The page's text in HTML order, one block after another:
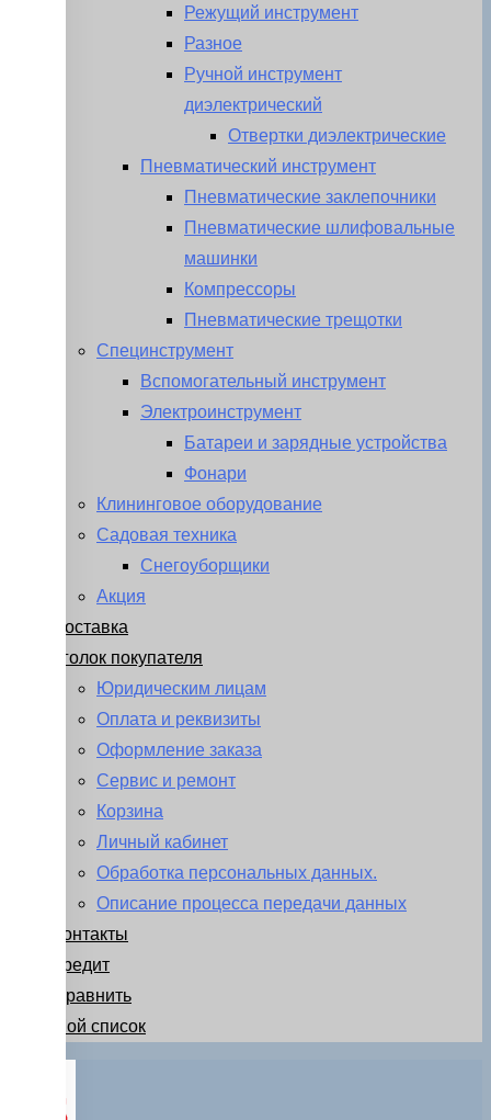
Режущий инструмент
Разное
Ручной инструмент
диэлектрический
Отвертки диэлектрические
Пневматический инструмент
Пневматические заклепочники
Пневматические шлифовальные
машинки
Компрессоры
Пневматические трещотки
Специнструмент
Вспомогательный инструмент
Электроинструмент
Батареи и зарядные устройства
Фонари
Клининговое оборудование
Садовая техника
Снегоуборщики
Акция
Доставка
Уголок покупателя
Юридическим лицам
Оплата и реквизиты
Оформление заказа
Сервис и ремонт
Корзина
Личный кабинет
Обработка персональных данных.
Описание процесса передачи данных
Контакты
Кредит
Сравнить
Мой список